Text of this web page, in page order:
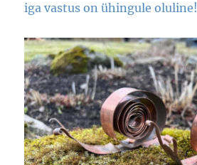
iga vastus on ühingule oluline!